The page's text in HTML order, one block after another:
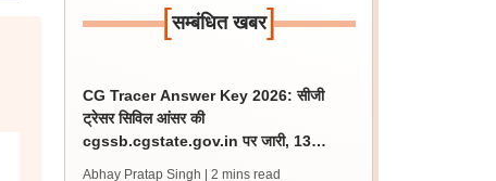
[सम्बंधित खबर]
CG Tracer Answer Key 2026: सीजी
ट्रेसर सिविल आंसर की
cgssb.cgstate.gov.in पर जारी, 13
Abhay Pratap Singh | 2 mins read